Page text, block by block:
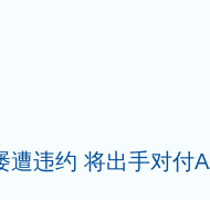
遭违约 将出手对付